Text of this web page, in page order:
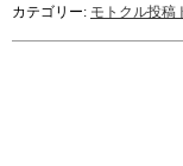
カテゴリー: モトクル投稿